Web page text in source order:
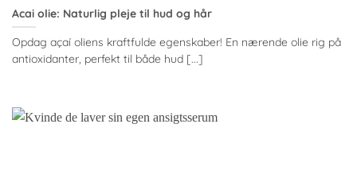
Acai olie: Naturlig pleje til hud og hår
Opdag açaí oliens kraftfulde egenskaber! En nærende olie rig på
antioxidanter, perfekt til både hud [...]